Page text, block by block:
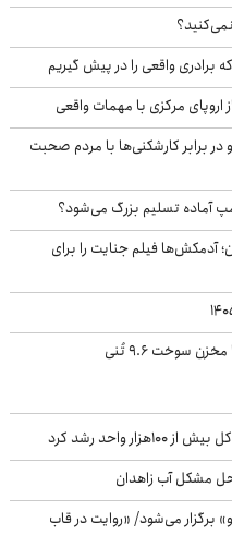
برادری واقعی را در پیش گیریم
در برابر کارشکنی‌ها با مردم صحبت
آماده تسلیم بزرگ می‌شود؟
آدمکش‌ها فیلم جنایت را برای
واحد رشد کرد
حل مشکل آب زاهدان
برگزار می‌شود/ «روایت در قاب